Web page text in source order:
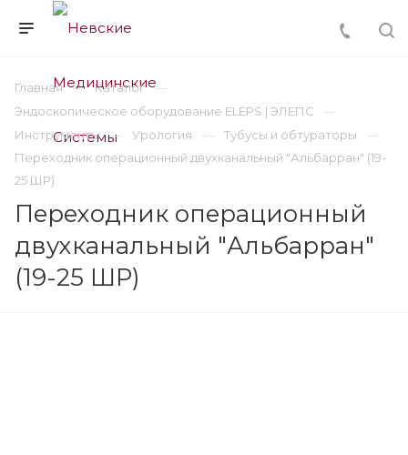
Главная
Каталог
Эндоскопическое оборудование ELEPS | ЭЛЕПС
Инструменты
Урология
Тубусы и обтураторы
Переходник операционный двухканальный "Альбарран" (19-
25 ШР)
Переходник операционный
двухканальный "Альбарран"
(19-25 ШР)